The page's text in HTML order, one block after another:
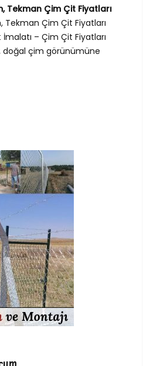
Tekman Çim Çit Fiyatları
Çim Çit Fiyatları
– Çim Çit Fiyatları
doğal çim görünümüne